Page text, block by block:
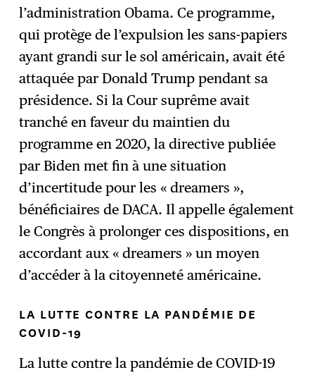
l’administration Obama. Ce programme,
qui protège de l’expulsion les sans-papiers
ayant grandi sur le sol américain, avait été
attaquée par Donald Trump pendant sa
présidence. Si la Cour suprême avait
tranché en faveur du maintien du
programme en 2020, la directive publiée
par Biden met fin à une situation
d’incertitude pour les « dreamers »,
bénéficiaires de DACA. Il appelle également
le Congrès à prolonger ces dispositions, en
accordant aux « dreamers » un moyen
d’accéder à la citoyenneté américaine.
LA LUTTE CONTRE LA PANDÉMIE DE
COVID-19
La lutte contre la pandémie de COVID-19